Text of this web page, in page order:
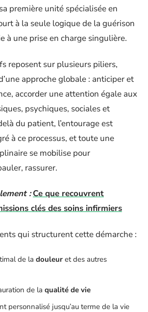
première unité spécialisée en
à la seule logique de la guérison
à une prise en charge singulière.
reposent sur plusieurs piliers,
approche globale : anticiper et
accorder une attention égale aux
psychiques, sociales et
du patient, l’entourage est
à ce processus, et toute une
se mobilise pour
rassurer.
: Ce que recouvrent
clés des soins infirmiers
qui structurent cette démarche :
de la douleur et des autres
de la qualité de vie
personnalisé jusqu’au terme de la vie